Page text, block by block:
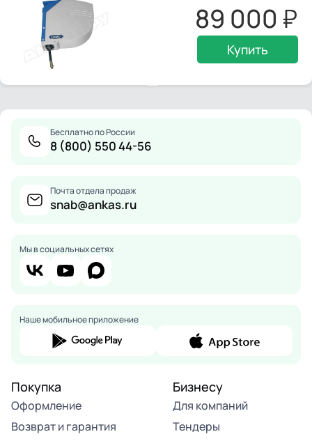
89 000
Купить
Бесплатно по России
8 (800) 550 44-56
Почта отдела продаж
snab@ankas.ru
Мы в социальных сетях
Наше мобильное приложение
Покупка
Оформление
Возврат и гарантия
Бизнесу
Для компаний
Тендеры